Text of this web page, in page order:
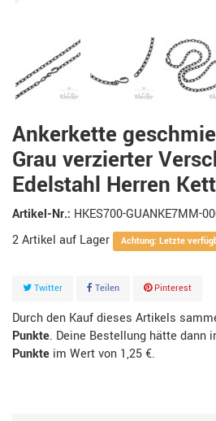
Ankerkette
Grau verzierter
Edelstahl Herren
Artikel-Nr.: HKES700-GUANKE7MM-
2Artikel Achtung: Letzte
Twitter Teilen Pinterest
Durch den Kauf dieses Artikels
Punkte. Deine Bestellung hätte dann
Punkte im Wert von 1,25 €.